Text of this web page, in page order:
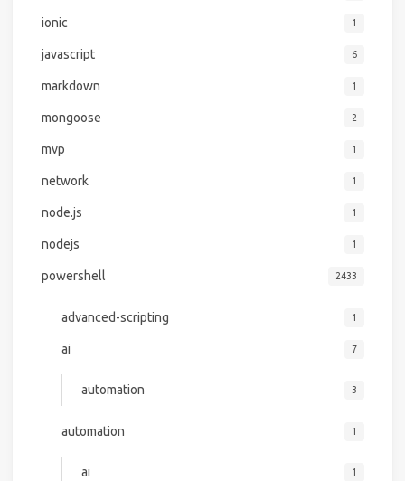
ionic 1
javascript 6
markdown 1
mongoose 2
mvp 1
network 1
node.js 1
nodejs 1
powershell 2433
advanced-scripting 1
ai 7
automation 3
automation 1
ai 1